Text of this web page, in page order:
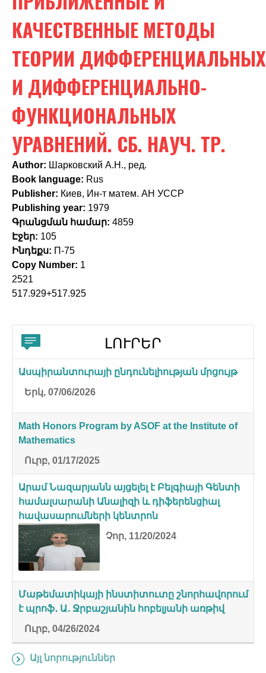
h
f
o
r
m
КАЧЕСТВЕННЫЕ МЕТОДЫ
ТЕОРИИ ДИФФЕРЕНЦИАЛЬНЫХ
И ДИФФЕРЕНЦИАЛЬНО-
ФУНКЦИОНАЛЬНЫХ
УРАВНЕНИЙ. СБ. НАУЧ. ТР.
Author: Шарковский А.Н., ред.
Book language: Rus
Publisher: Киев, Ин-т матем. АН УССР
Publishing year: 1979
Գրանցման համար: 4859
Էջեր: 105
Ինդեքս: П-75
Copy Number: 1
2521
517.929+517.925
ԼՈՒՐԵՐ
Ասպիրանտուրայի ընդունելիության մրցույթ
Երկ, 07/06/2026
Math Honors Program by ASOF at the Institute of
Mathematics
Ուրբ, 01/17/2025
Արամ Նազարյանն այցելել է Բելգիայի Գենտի
համալսարանի Անալիզի և դիֆերենցիալ
հավասարումների կենտրոն
Չոր, 11/20/2024
Մաթեմատիկայի ինստիտուտը շնորհավորում
է պրոֆ․ Ա․ Ջրբաշյանին հոբելյանի առթիվ
Ուրբ, 04/26/2024
Այլ նորություններ